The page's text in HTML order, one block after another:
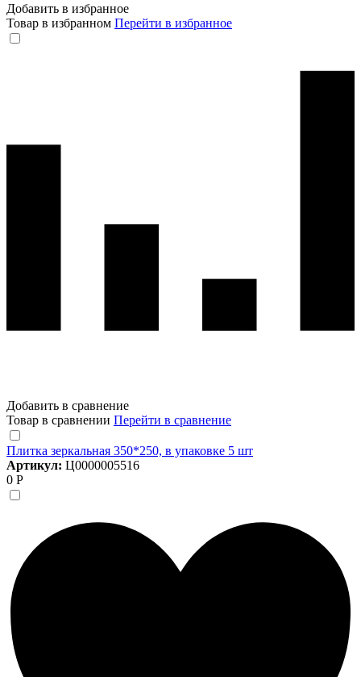
Добавить в избранное
Товар в избранном Перейти в избранное
Добавить в сравнение
Товар в сравнении Перейти в сравнение
Плитка зеркальная 350*250, в упаковке 5 шт
Артикул: Ц0000005516
0 Р